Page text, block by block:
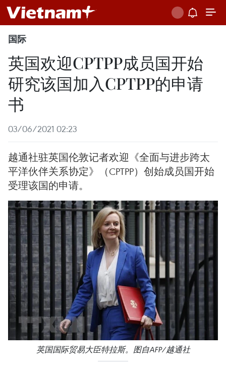
国际
英国欢迎CPTPP成员国开始
研究该国加入CPTPP的申请
书
03/06/2021 02:23
越通社驻英国伦敦记者欢迎《全面与进步跨太
平洋伙伴关系协定》（CPTPP）创始成员国开始
受理该国的申请。
英国国际贸易大臣特拉斯。图自AFP/越通社